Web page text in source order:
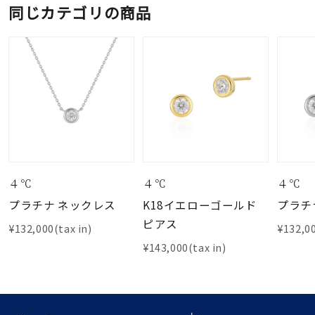
同じカテゴリの商品
４℃
プラチナ ネックレス
¥132,000(tax in)
４℃
K18イエローゴールド
ピアス
¥143,000(tax in)
４℃
プラ